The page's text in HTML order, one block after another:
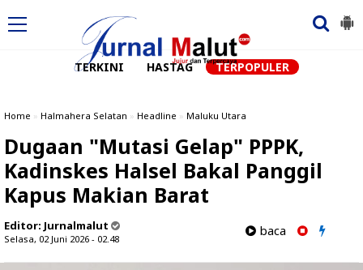
TERKINI HASTAG TERPOPULER
Home » Halmahera Selatan » Headline » Maluku Utara
Dugaan "Mutasi Gelap" PPPK,
Kadinskes Halsel Bakal Panggil
Kapus Makian Barat
Editor: Jurnalmalut
Selasa, 02 Juni 2026 - 02.48
baca